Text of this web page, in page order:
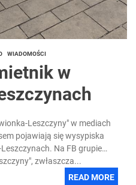
WIADOMOŚCI
w
Leszczyny" w mediach
pojawiają się wysypiska
Na FB grupie
zwłaszcza...
READ MORE